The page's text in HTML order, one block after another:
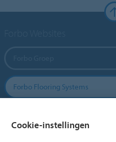
Forbo Flooring Systems
Cookie-instellingen